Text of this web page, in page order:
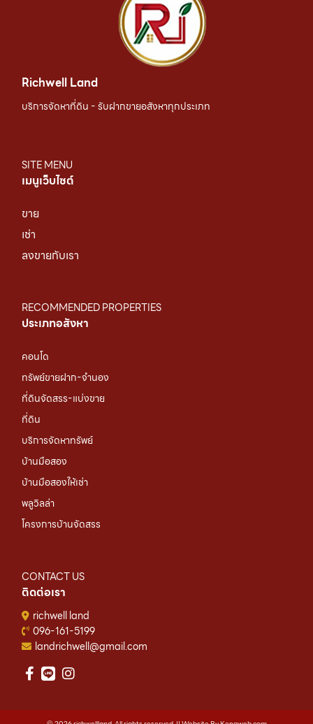
Richwell Land
บริการจัดหาที่ดิน - รับฝากขายอสังหาทุกประเภท
SITE MENU
เมนูเว็บไซต์
ขาย
เช่า
ลงขายกับเรา
RECOMMENDED PROPERTIES
ประเภทอสังหา
คอนโด
ทรัพย์ขายฝาก-จำนอง
ที่ดินจัดสรร-แบ่งขาย
ที่ดิน
บริการจัดหาทรัพย์
บ้านมือสอง
บ้านมือสองให้เช่า
พลูวิลล่า
โครงการบ้านจัดสรร
CONTACT US
ติดต่อเรา
richwell land
096-161-5199
landrichwell@gmail.com